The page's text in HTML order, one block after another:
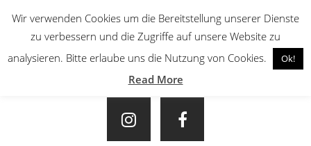
Wir verwenden Cookies um die Bereitstellung unserer Dienste
zu verbessern und die Zugriffe auf unsere Website zu
analysieren. Bitte erlaube uns die Nutzung von Cookies.
Ok!
Read More